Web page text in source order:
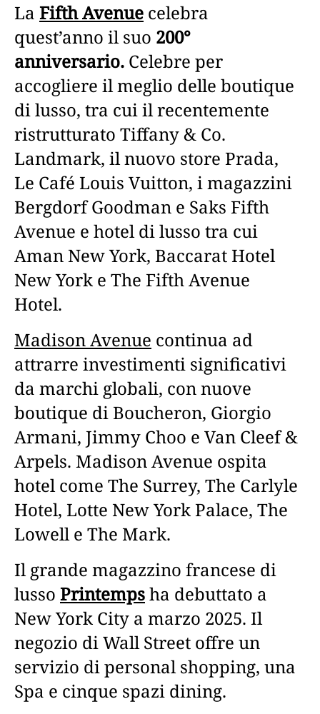
La Fifth Avenue celebra
quest’anno il suo 200°
anniversario. Celebre per
accogliere il meglio delle boutique
di lusso, tra cui il recentemente
ristrutturato Tiffany & Co.
Landmark, il nuovo store Prada,
Le Café Louis Vuitton, i magazzini
Bergdorf Goodman e Saks Fifth
Avenue e hotel di lusso tra cui
Aman New York, Baccarat Hotel
New York e The Fifth Avenue
Hotel.
Madison Avenue continua ad
attrarre investimenti significativi
da marchi globali, con nuove
boutique di Boucheron, Giorgio
Armani, Jimmy Choo e Van Cleef &
Arpels. Madison Avenue ospita
hotel come The Surrey, The Carlyle
Hotel, Lotte New York Palace, The
Lowell e The Mark.
Il grande magazzino francese di
lusso Printempsha debuttato a
New York City a marzo 2025. Il
negozio di Wall Street offre un
servizio di personal shopping, una
Spa e cinque spazi dining.